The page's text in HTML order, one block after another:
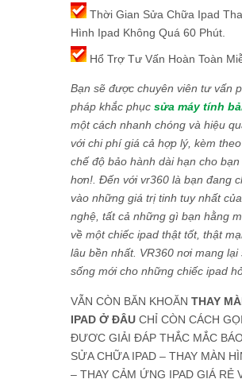
Thời Gian Sửa Chữa Ipad
Hình Ipad Không Quá 60 Phút.
Hổ Trợ Tư Vấn Hoàn Toàn
Bạn sẽ được chuyên viên tư vấn
pháp khắc phục sửa máy tính
một cách nhanh chóng và hiệu
với chi phí giá cả hợp lý, kèm
chế độ bảo hành dài hạn cho bạn
hơn!. Đến với vr360 là bạn đang
vào những giá trị tinh tuy nhất
nghệ, tất cả những gì bạn hằng
về một chiếc ipad thật tốt, thật
lâu bền nhất. VR360 nơi mang lại
sống mới cho những chiếc ipad
VẪN CÒN BĂN KHOĂN THAY
IPAD Ở ĐÂU CHỈ CÒN CÁCH
ĐƯƠC GIẢI ĐÁP THẮC MẮC
SỬA CHỮA IPAD – THAY MÀN
– THAY CẢM ỨNG IPAD GIÁ RẺ